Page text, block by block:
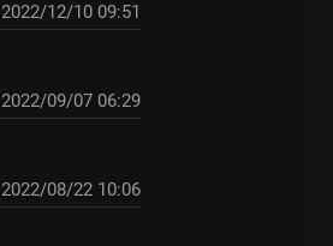
2022/12/10 09:51
2022/09/07 06:29
2022/08/22 10:06